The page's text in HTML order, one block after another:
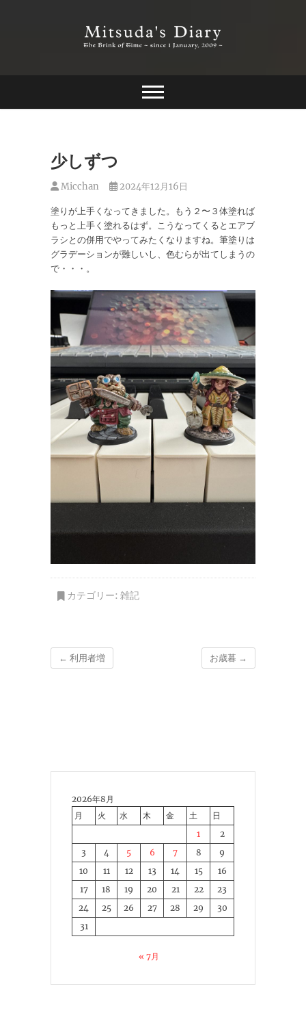
Mitsuda's Diary
少しずつ
Micchan 2024年12月16日
塗りが上手くなってきました。もう２〜３体塗れば
もっと上手く塗れるはず。こうなってくるとエアブ
ラシとの併用でやってみたくなりますね。筆塗りは
グラデーションが難しいし、色むらが出てしまうの
で・・・。
カテゴリー: 雑記
← 利用者増 お歳暮 →
2026年8月
月
火 水 木 金 土
日
1
2
3
4 5 6 7 8
9
10
11 12 13 14 15
16
17
18 19 20 21 22
23
24
25 26 27 28 29
30
31
« 7月